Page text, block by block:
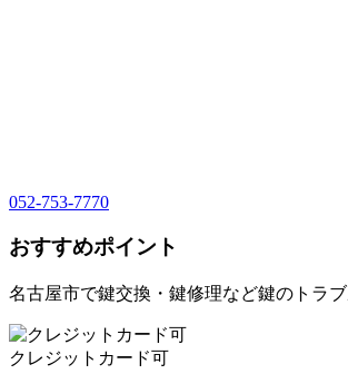
052-753-7770
おすすめポイント
名古屋市で鍵交換・鍵修理など鍵のトラブ
クレジットカード可